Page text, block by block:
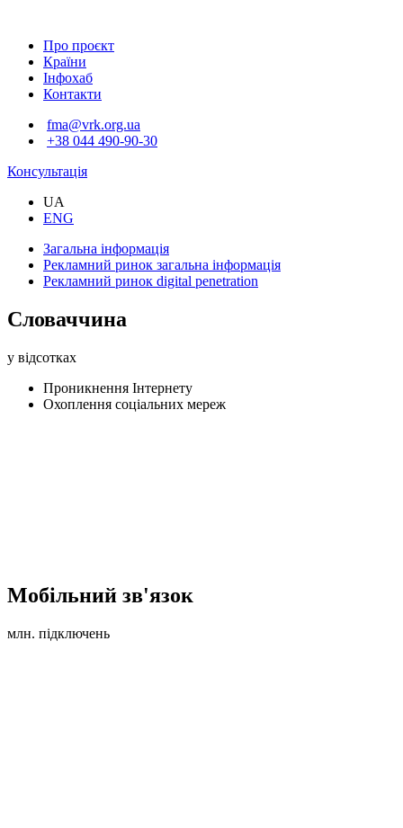
Про проєкт
Країни
Інфохаб
Контакти
fma@vrk.org.ua
+38 044 490-90-30
Консультація
UA
ENG
Загальна інформація
Рекламний ринок загальна інформація
Рекламний ринок digital penetration
Словаччина
у відсотках
Проникнення Інтернету
Охоплення соціальних мереж
Мобільний зв'язок
млн. підключень